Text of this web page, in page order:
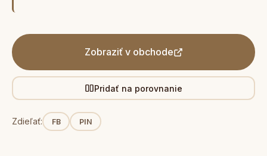
Zobraziť v obchode
Pridať na porovnanie
Zdieľať: FB PIN